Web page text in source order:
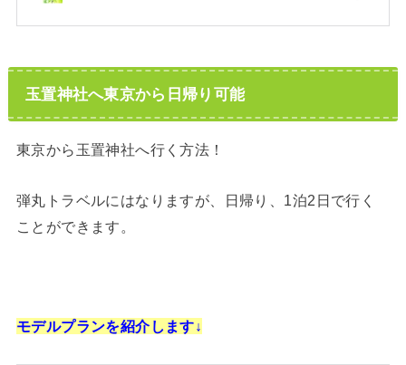
玉置神社へ東京から日帰り可能
東京から玉置神社へ行く方法！
弾丸トラベルにはなりますが、日帰り、1泊2日で行く
ことができます。
モデルプランを紹介します↓